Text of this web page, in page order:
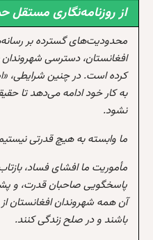
از روزنامه‌نگاری مستقل
محدودیت‌های گسترده بر
افغانستان، دسترسی
کرده است. در چنین شرایطی،
به کار خود ادامه می‌دهد تا
نشود.
ما وابسته به هیچ قدرتی
مأموریت ما افشای فساد،
پاسخگویی صاحبان قدرت، و
آن همه شهروندان افغانستان از
باشند و در صلح زندگی کنند.